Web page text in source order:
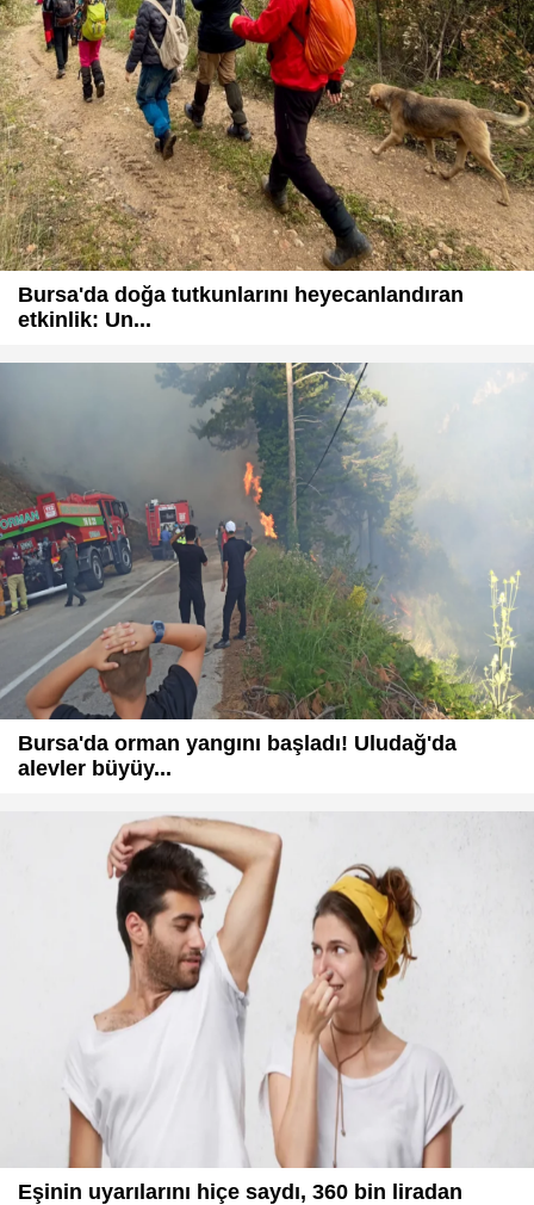
Bursa'da doğa tutkunlarını heyecanlandıran
etkinlik: Un...
Bursa'da orman yangını başladı! Uludağ'da
alevler büyüy...
Eşinin uyarılarını hiçe saydı, 360 bin liradan